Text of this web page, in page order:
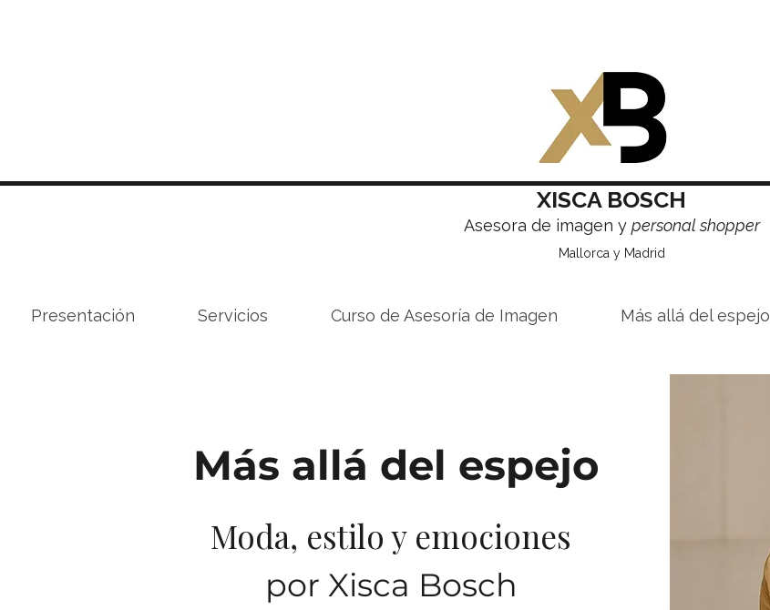
Presentación Servicios Curso de Asesoría de Imagen Más allá del espejo
XISCA BOSCH
Asesora de imagen y personal shopper
Mallorca y Madrid
Moda, estilo y emociones
por Xisca Bosch
Más allá del espejo